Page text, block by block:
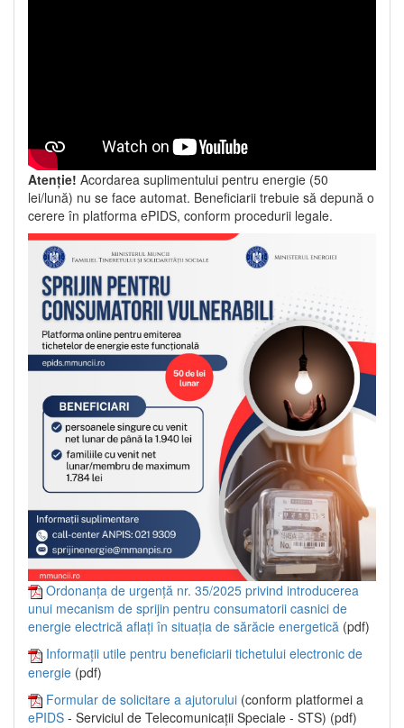
Atenție! Acordarea suplimentului pentru energie (50
lei/lună) nu se face automat. Beneficiarii trebuie să depună o
cerere în platforma ePIDS, conform procedurii legale.
Ordonanța de urgență nr. 35/2025 privind introducerea
unui mecanism de sprijin pentru consumatorii casnici de
energie electrică aflați în situația de sărăcie energetică (pdf)
Informații utile pentru beneficiarii tichetului electronic de
energie (pdf)
Formular de solicitare a ajutorului (conform platformei a
ePIDS - Serviciul de Telecomunicații Speciale - STS) (pdf)